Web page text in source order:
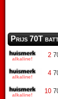
Prijs 70T
2
4
10